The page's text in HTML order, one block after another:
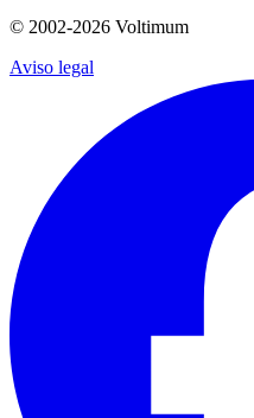
© 2002-2026 Voltimum
Aviso legal